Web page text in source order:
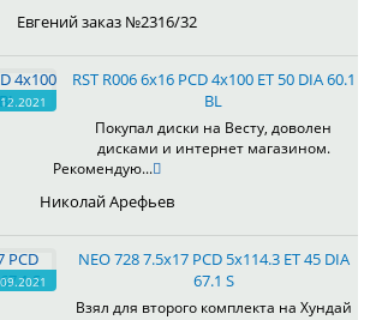
Евгений заказ №2316/32
RST R006 6x16 PCD 4x100 ET 50 DIA 60.1
BL
Покупал диски на Весту, доволен
дисками и интернет магазином.
Рекомендую...
Николай Арефьев
NEO 728 7.5x17 PCD 5x114.3 ET 45 DIA
67.1 S
Взял для второго комплекта на Хундай